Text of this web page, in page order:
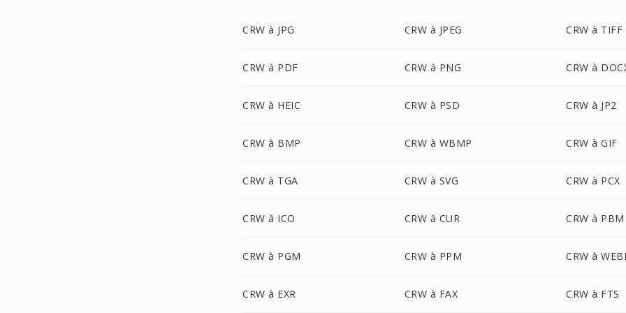
CRW à JPG CRW à JPEG CRW à TIFF
CRW à PDF CRW à PNG CRW à
CRW à HEIC CRW à PSD CRW à JP2
CRW à BMP CRW à WBMP CRW à GIF
CRW à TGA CRW à SVG CRW à PCX
CRW à ICO CRW à CUR CRW à PBM
CRW à PGM CRW à PPM CRW à
CRW à EXR CRW à FAX CRW à FTS